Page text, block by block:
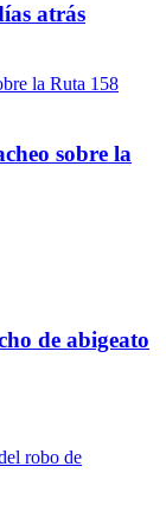
atrás
sobre la
de abigeato